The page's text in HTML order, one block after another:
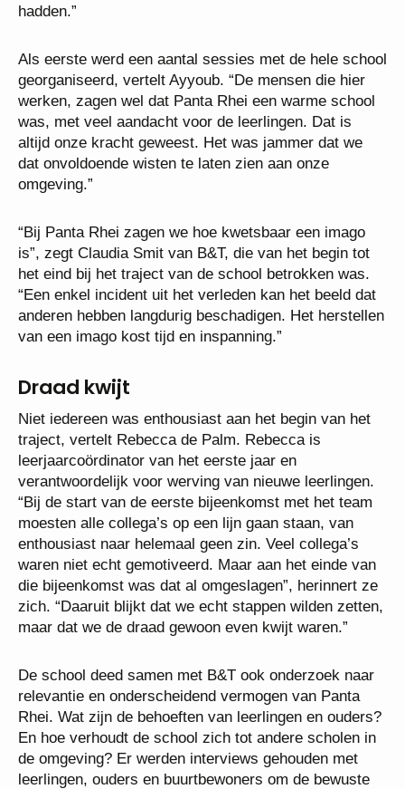
hadden.”
Als eerste werd een aantal sessies met de hele school
georganiseerd, vertelt Ayyoub. “De mensen die hier
werken, zagen wel dat Panta Rhei een warme school
was, met veel aandacht voor de leerlingen. Dat is
altijd onze kracht geweest. Het was jammer dat we
dat onvoldoende wisten te laten zien aan onze
omgeving.”
“Bij Panta Rhei zagen we hoe kwetsbaar een imago
is”, zegt Claudia Smit van B&T, die van het begin tot
het eind bij het traject van de school betrokken was.
“Een enkel incident uit het verleden kan het beeld dat
anderen hebben langdurig beschadigen. Het herstellen
van een imago kost tijd en inspanning.”
Draad kwijt
Niet iedereen was enthousiast aan het begin van het
traject, vertelt Rebecca de Palm. Rebecca is
leerjaarcoördinator van het eerste jaar en
verantwoordelijk voor werving van nieuwe leerlingen.
“Bij de start van de eerste bijeenkomst met het team
moesten alle collega’s op een lijn gaan staan, van
enthousiast naar helemaal geen zin. Veel collega’s
waren niet echt gemotiveerd. Maar aan het einde van
die bijeenkomst was dat al omgeslagen”, herinnert ze
zich. “Daaruit blijkt dat we echt stappen wilden zetten,
maar dat we de draad gewoon even kwijt waren.”
De school deed samen met B&T ook onderzoek naar
relevantie en onderscheidend vermogen van Panta
Rhei. Wat zijn de behoeften van leerlingen en ouders?
En hoe verhoudt de school zich tot andere scholen in
de omgeving? Er werden interviews gehouden met
leerlingen, ouders en buurtbewoners om de bewuste